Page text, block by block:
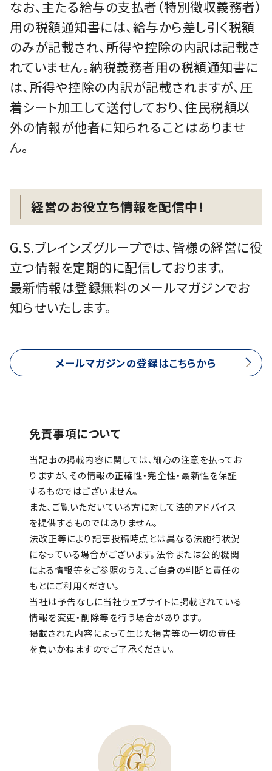
なお、主たる給与の支払者（特別徴収義務者）
用の税額通知書には、給与から差し引く税額
のみが記載され、所得や控除の内訳は記載さ
れていません。納税義務者用の税額通知書に
は、所得や控除の内訳が記載されますが、圧
着シート加工して送付しており、住民税額以
外の情報が他者に知られることはありませ
ん。
経営のお役立ち情報を配信中！
G.S.ブレインズグループでは、皆様の経営に役
立つ情報を定期的に配信しております。
最新情報は登録無料のメールマガジンでお
知らせいたします。
メールマガジンの登録はこちらから
免責事項について
当記事の掲載内容に関しては、細心の注意を払ってお
りますが、その情報の正確性・完全性・最新性を保証
するものではございません。
また、ご覧いただいている方に対して法的アドバイス
を提供するものではありません。
法改正等により記事投稿時点とは異なる法施行状況
になっている場合がございます。法令または公的機関
による情報等をご参照のうえ、ご自身の判断と責任の
もとにご利用ください。
当社は予告なしに当社ウェブサイトに掲載されている
情報を変更・削除等を行う場合があります。
掲載された内容によって生じた損害等の一切の責任
を負いかねますのでご了承ください。